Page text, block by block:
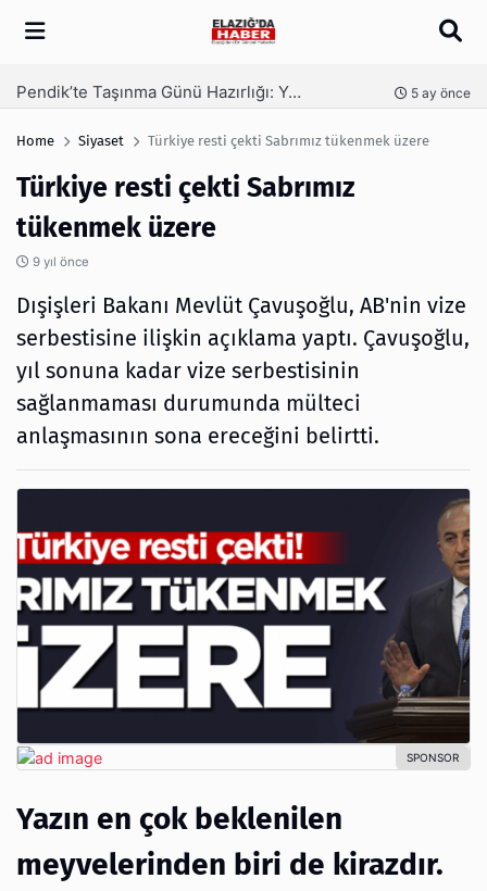
Arama
Pendik’te Taşınma Günü Hazırlığı: Yeni Konut Bölgeleri, Sanayi Hatları ve Planlama 5 ay önce
Home Siyaset Türkiye resti çekti Sabrımız tükenmek üzere
Türkiye resti çekti Sabrımız
tükenmek üzere
9 yıl önce
Dışişleri Bakanı Mevlüt Çavuşoğlu, AB'nin vize
serbestisine ilişkin açıklama yaptı. Çavuşoğlu,
yıl sonuna kadar vize serbestisinin
sağlanmaması durumunda mülteci
anlaşmasının sona ereceğini belirtti.
Yazın en çok beklenilen
meyvelerinden biri de kirazdır.